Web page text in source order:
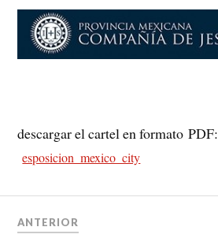
descargar el cartel en formato PDF:
esposicion_mexico_city
ANTERIOR